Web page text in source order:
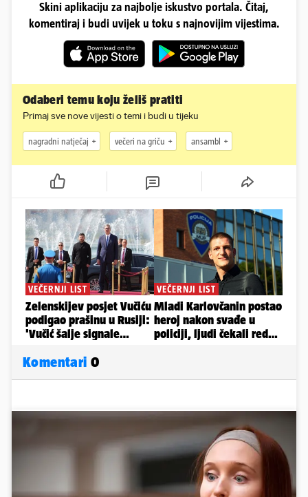
Skini aplikaciju za najbolje iskustvo portala. Čitaj,
komentiraj i budi uvijek u toku s najnovijim vijestima.
Odaberi temu koju želiš pratiti
Primaj sve nove vijesti o temi i budi u tijeku
nagradni natječaj večeri na griču ansambl
Komentari 0